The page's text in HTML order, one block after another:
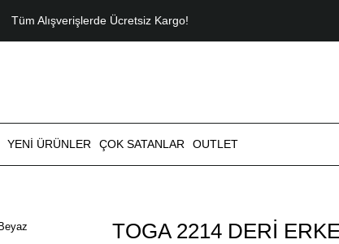
Tüm Alışverişlerde Ücretsiz Kargo!
YENİ ÜRÜNLER ÇOK SATANLAR OUTLET
TOGA 2214 DERİ